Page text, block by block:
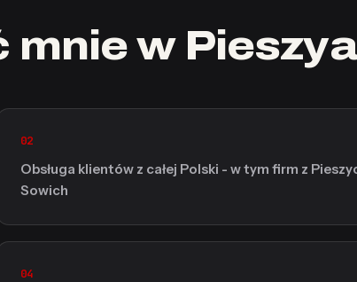
w
02
Obsługa klientów z całej Polski - w tym firm z
Sowich
04